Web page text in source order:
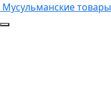
Мусульманские товары